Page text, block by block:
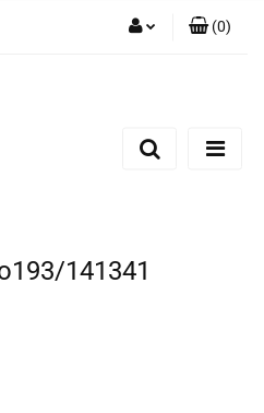
Dodaj zgłoszenie
(0)
141341